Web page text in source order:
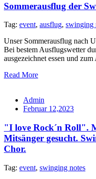
Sommerausflug der
Tag: event, ausflug, swinging
Unser Sommerausflug nach
Bei bestem Ausflugswetter
ausgezeichnet essen und
Read More
Admin
Februar 12,2023
"I love Rock´n Roll".
Mitsänger gesucht.
Chor.
Tag: event, swinging notes